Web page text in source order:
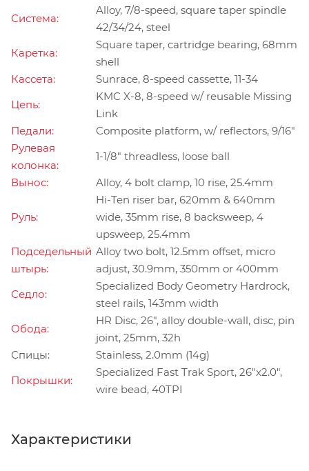
Система:
Alloy, 7/8-speed, square taper spindle
42/34/24, steel
Каретка:
Square taper, cartridge bearing, 68mm
shell
Кассета:
Sunrace, 8-speed cassette, 11-34
Цепь:
KMC X-8, 8-speed w/ reusable Missing
Link
Педали:
Composite platform, w/ reflectors, 9/16"
Рулевая
колонка:
1-1/8" threadless, loose ball
Вынос:
Alloy, 4 bolt clamp, 10 rise, 25.4mm
Руль:
Hi-Ten riser bar, 620mm & 640mm
wide, 35mm rise, 8 backsweep, 4
upsweep, 25.4mm
Подседельный
штырь:
Alloy two bolt, 12.5mm offset, micro
adjust, 30.9mm, 350mm or 400mm
Седло:
Specialized Body Geometry Hardrock,
steel rails, 143mm width
Обода:
HR Disc, 26", alloy double-wall, disc, pin
joint, 25mm, 32h
Спицы:
Stainless, 2.0mm (14g)
Покрышки:
Specialized Fast Trak Sport, 26"x2.0",
wire bead, 40TPI
Характеристики